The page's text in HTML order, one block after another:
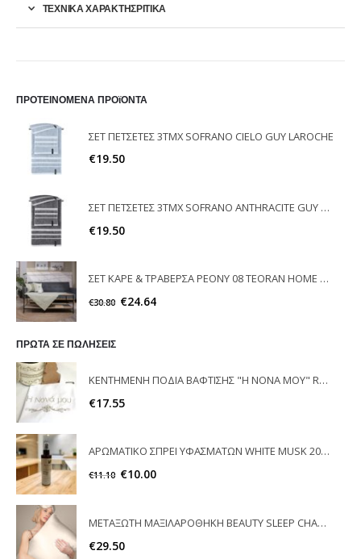
ΤΕΧΝΙΚΑ ΧΑΡΑΚΤΗΣΡΙΤΙΚΑ
ΠΡΟΤΕΙΝΟΜΕΝΑ ΠΡΟϊΟΝΤΑ
ΣΕΤ ΠΕΤΣΕΤΕΣ 3ΤΜΧ SOFRANO CIELO GUY LAROCHE
€19.50
ΣΕΤ ΠΕΤΣΕΤΕΣ 3ΤΜΧ SOFRANO ANTHRACITE GUY LAROCHE
€19.50
ΣΕΤ ΚΑΡΕ & ΤΡΑΒΕΡΣΑ PEONY 08 TEORAN HOME & MORE
€30.80 €24.64
ΠΡΩΤΑ ΣΕ ΠΩΛΗΣΕΙΣ
ΚΕΝΤΗΜΕΝΗ ΠΟΔΙΑ ΒΑΦΤΙΣΗΣ "Η ΝΟΝΑ ΜΟΥ" RAISON D'ETRE
€17.55
ΑΡΩΜΑΤΙΚΟ ΣΠΡΕΙ ΥΦΑΣΜΑΤΩΝ WHITE MUSK 200ml ELEGANT
€11.10 €10.00
ΜΕΤΑΞΩΤΗ ΜΑΞΙΛΑΡΟΘΗΚΗ BEAUTY SLEEP CHAMPAGNE FEEL AND TOUCH
€29.50